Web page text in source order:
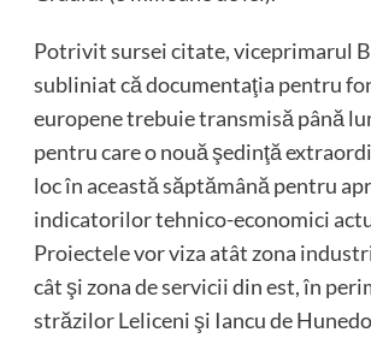
Potrivit sursei citate, viceprimarul
subliniat că documentaţia pentru
europene trebuie transmisă până
pentru care o nouă şedinţă
loc în această săptămână pentru
indicatorilor tehnico-economici
Proiectele vor viza atât zona
cât şi zona de servicii din est, în
străzilor Leliceni şi Iancu de